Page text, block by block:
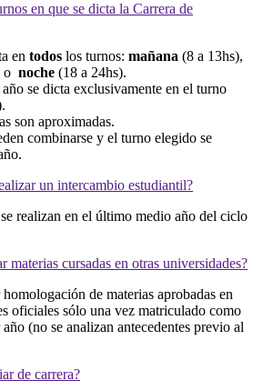
en que se dicta la Carrera de
en todos los turnos: mañana (8 a 13hs),
o noche (18 a 24hs).
se dicta exclusivamente en el turno
son aproximadas.
combinarse y el turno elegido se
un intercambio estudiantil?
realizan en el último medio año del ciclo
materias cursadas en otras universidades?
de materias aprobadas en
oficiales sólo una vez matriculado como
(no se analizan antecedentes previo al
de carrera?